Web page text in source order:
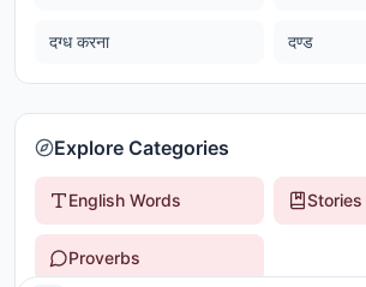
दग्ध करना दण्ड
Explore Categories
English Words Stories
Proverbs